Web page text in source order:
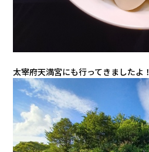
太宰府天満宮にも行ってきましたよ！